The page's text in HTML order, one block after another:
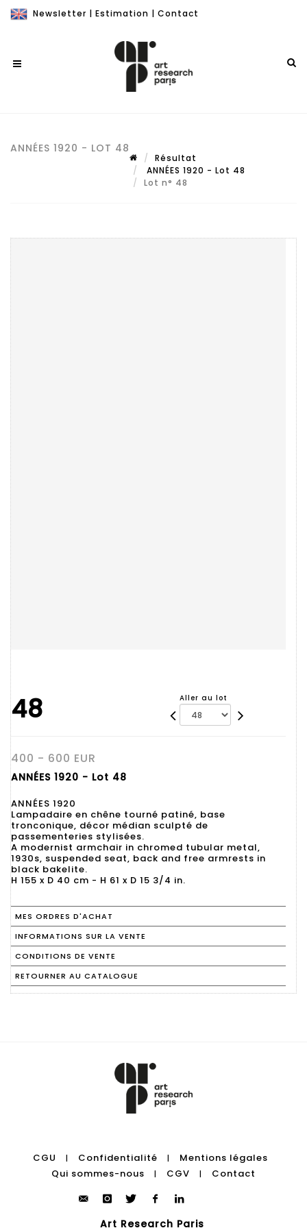
Newsletter | Estimation | Contact
ANNÉES 1920 - LOT 48
Résultat
ANNÉES 1920 - Lot 48
Lot n° 48
48 Aller au lot
400 - 600 EUR
ANNÉES 1920 - Lot 48
ANNÉES 1920
Lampadaire en chêne tourné patiné, base
tronconique, décor médian sculpté de
passementeries stylisées.
A modernist armchair in chromed tubular metal,
1930s, suspended seat, back and free armrests in
black bakelite.
H 155 x D 40 cm - H 61 x D 15 3/4 in.
MES ORDRES D'ACHAT
INFORMATIONS SUR LA VENTE
CONDITIONS DE VENTE
RETOURNER AU CATALOGUE
CGU | Confidentialité |
Mentions légales
Qui sommes-nous
| CGV | Contact
Art Research Paris